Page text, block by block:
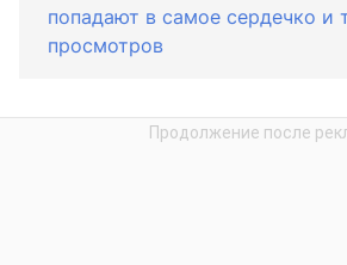
попадают в самое сердечко и
просмотров